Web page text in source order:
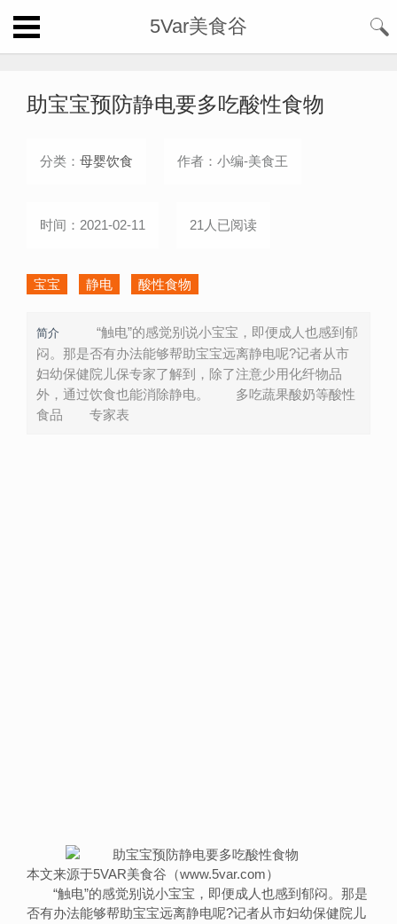
5Var美食谷
助宝宝预防静电要多吃酸性食物
分类： 母婴饮食 作者：小编-美食王
时间：2021-02-11 21人已阅读
宝宝 静电 酸性食物
简介
“触电”的感觉别说小宝宝，即便成人也感到郁
闷。那是否有办法能够帮助宝宝远离静电呢?记者从市
妇幼保健院儿保专家了解到，除了注意少用化纤物品
外，通过饮食也能消除静电。 多吃蔬果酸奶等酸性
食品 专家表
本文来源于5VAR美食谷（www.5var.com）
“触电”的感觉别说小宝宝，即便成人也感到郁闷。那是
否有办法能够帮助宝宝远离静电呢?记者从市妇幼保健院儿